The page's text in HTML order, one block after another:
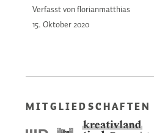
Verfasst von florianmatthias
15. Oktober2020
MITGLIEDSCHAFTEN